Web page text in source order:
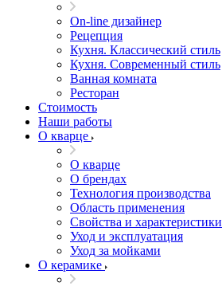
On-line дизайнер
Рецепция
Кухня. Классический стиль
Кухня. Современный стиль
Ванная комната
Ресторан
Стоимость
Наши работы
О кварце
О кварце
О брендах
Технология производства
Область применения
Свойства и характеристики
Уход и эксплуатация
Уход за мойками
О керамике